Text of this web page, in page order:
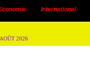
International
2026